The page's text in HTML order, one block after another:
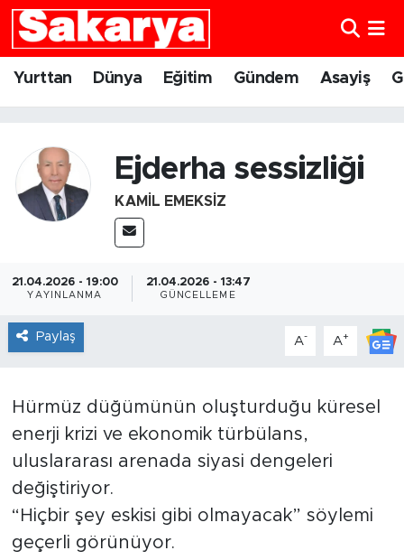
Yurttan Dünya Eğitim Gündem Asayiş
Ejderha sessizliği
KAMIL EMEKSIZ
21.04.2026 - 19:00
YAYINLANMA
21.04.2026 - 13:47
GÜNCELLEME
Paylaş A- A+
Hürmüz düğümünün oluşturduğu küresel
enerji krizi ve ekonomik türbülans,
uluslararası arenada siyasi dengeleri
değiştiriyor.
“Hiçbir şey eskisi gibi olmayacak” söylemi
geçerli görünüyor.
Yurttan
Eğitim
Gündem
Eskişehirspor
Spor
Sağlık
Tarihçe
Resmi İlanlar
Söyleşi
Eskişehir Nöbetçi Eczaneler
Eskişehir Namaz Vakitleri
Eskişehir Trafik Yoğunluk Haritası
Süper Lig Puan Durumu ve Fikstür
Tüm Manşetler
Son Dakika Haberleri